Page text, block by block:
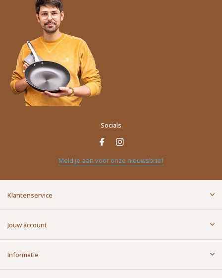
Socials
Meld je aan voor onze nieuwsbrief
Klantenservice
Jouw account
Informatie